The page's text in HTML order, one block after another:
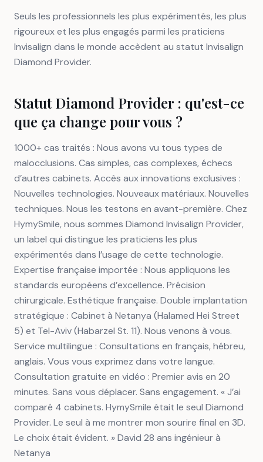
Seuls les professionnels les plus expérimentés, les plus
rigoureux et les plus engagés parmi les praticiens
Invisalign dans le monde accèdent au statut Invisalign
Diamond Provider.
Statut Diamond Provider : qu'est-ce
que ça change pour vous ?
1000+ cas traités : Nous avons vu tous types de
malocclusions. Cas simples, cas complexes, échecs
d’autres cabinets. Accès aux innovations exclusives :
Nouvelles technologies. Nouveaux matériaux. Nouvelles
techniques. Nous les testons en avant-première. Chez
HymySmile, nous sommes Diamond Invisalign Provider,
un label qui distingue les praticiens les plus
expérimentés dans l’usage de cette technologie.
Expertise française importée : Nous appliquons les
standards européens d’excellence. Précision
chirurgicale. Esthétique française. Double implantation
stratégique : Cabinet à Netanya (Halamed Hei Street
5) et Tel-Aviv (Habarzel St. 11). Nous venons à vous.
Service multilingue : Consultations en français, hébreu,
anglais. Vous vous exprimez dans votre langue.
Consultation gratuite en vidéo : Premier avis en 20
minutes. Sans vous déplacer. Sans engagement. « J’ai
comparé 4 cabinets. HymySmile était le seul Diamond
Provider. Le seul à me montrer mon sourire final en 3D.
Le choix était évident. » David 28 ans ingénieur à
Netanya